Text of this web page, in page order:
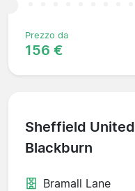
Prezzo da
156 €
Sheffield United
Blackburn
Bramall Lane